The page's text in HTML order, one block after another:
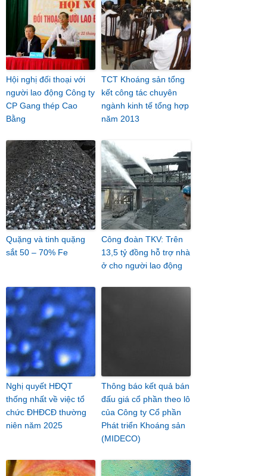
Hội nghị đối thoại với
người lao động Công ty
CP Gang thép Cao
Bằng
TCT Khoáng sản tổng
kết công tác chuyên
ngành kinh tế tổng hợp
năm 2013
Quặng và tinh quặng
sắt 50 – 70% Fe
Công đoàn TKV: Trên
13,5 tỷ đồng hỗ trợ nhà
ở cho người lao động
Nghị quyết HĐQT
thống nhất về việc tổ
chức ĐHĐCĐ thường
niên năm 2025
Thông báo kết quả bán
đấu giá cổ phần theo lô
của Công ty Cổ phần
Phát triển Khoáng sản
(MIDECO)